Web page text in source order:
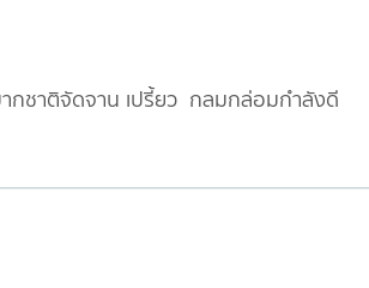
ากชาติจัดจาน เปรี้ยว กลมกล่อมกำลังดี